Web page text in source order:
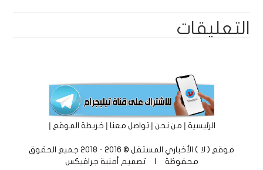
التعليقات
الرئيسية|من نحن|تواصل معنا|خريطة الموقع |
موقع ( لا ) الأخباري المستقل © 2016 - 2018 جميع الحقوق
محفوظة | تصميم أمنية جرافيكس